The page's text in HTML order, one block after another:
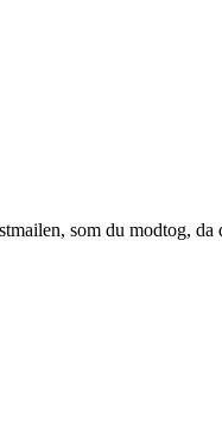
som du modtog, da